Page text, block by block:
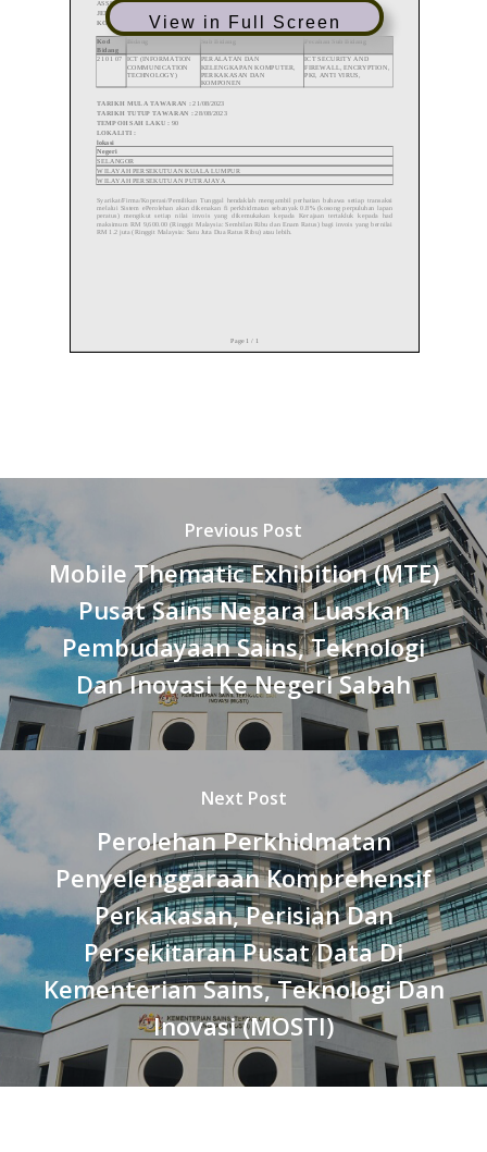
View in Full Screen
Previous Post
Mobile Thematic Exhibition (MTE)
Pusat Sains Negara Luaskan
Pembudayaan Sains, Teknologi
Dan Inovasi Ke Negeri Sabah
Next Post
Perolehan Perkhidmatan
Penyelenggaraan Komprehensif
Perkakasan, Perisian Dan
Persekitaran Pusat Data Di
Kementerian Sains, Teknologi Dan
Inovasi (MOSTI)